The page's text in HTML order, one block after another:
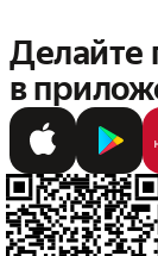
Делайте
в